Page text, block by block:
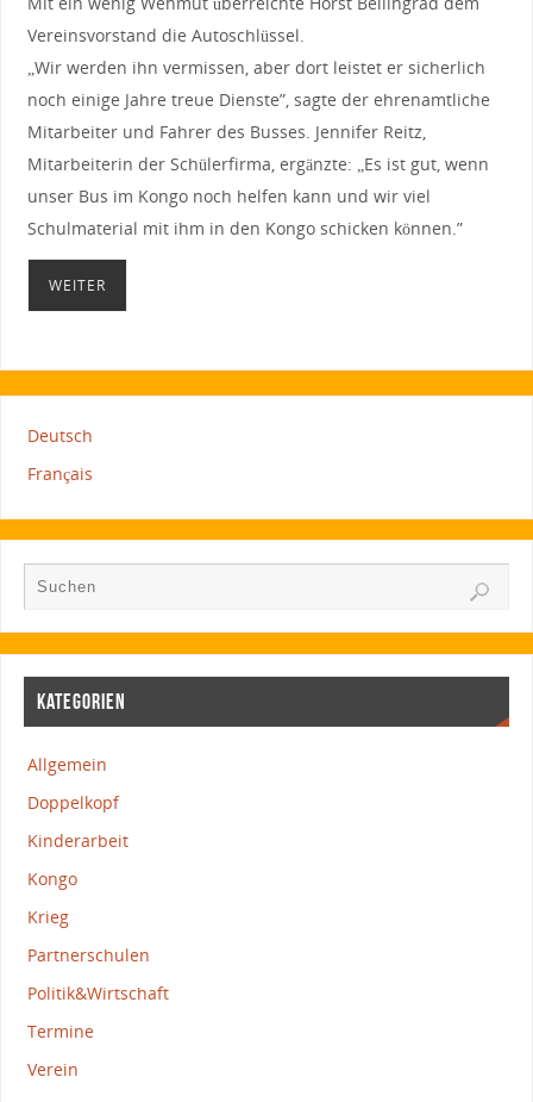
Vereinsvorstand die Autoschlüssel.
„Wir werden ihn vermissen, aber dort leistet er sicherlich
noch einige Jahre treue Dienste”, sagte der ehrenamtliche
Mitarbeiter und Fahrer des Busses. Jennifer Reitz,
Mitarbeiterin der Schülerfirma, ergänzte: „Es ist gut, wenn
unser Bus im Kongo noch helfen kann und wir viel
Schulmaterial mit ihm in den Kongo schicken können.”
WEITER
Deutsch
Français
KATEGORIEN
Allgemein
Doppelkopf
Kinderarbeit
Kongo
Krieg
Partnerschulen
Politik&Wirtschaft
Termine
Verein